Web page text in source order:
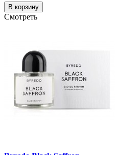
В корзину
Смотреть